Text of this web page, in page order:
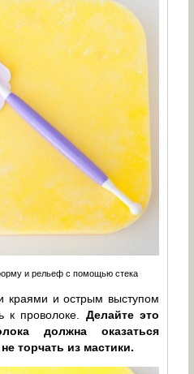
и рельеф с помощью стека
краями и острым выступом
к проволоке. Делайте это
должна оказаться
торчать из мастики.